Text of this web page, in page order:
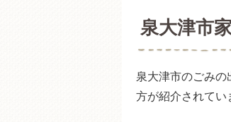
泉大津市
泉大津市のごみの
方が紹介されてい